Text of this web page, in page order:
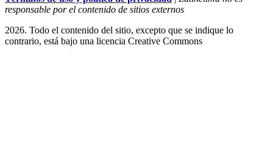
responsable por el contenido de sitios externos
2026. Todo el contenido del sitio, excepto que se indique lo
contrario, está bajo una licencia Creative Commons